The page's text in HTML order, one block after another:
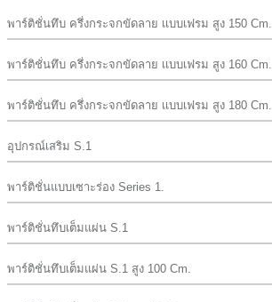
พาร์ติชั่นทึบ ครึ่งกระจกขัดลาย เเบบเฟรม สูง 150 Cm.
พาร์ติชั่นทึบ ครึ่งกระจกขัดลาย เเบบเฟรม สูง 160 Cm.
พาร์ติชั่นทึบ ครึ่งกระจกขัดลาย เเบบเฟรม สูง 180 Cm.
อุปกรณ์เสริม S.1
พาร์ติชั่นแบบเซาะร่อง Series 1.
พาร์ติชั่นทึบเต็มแผ่น S.1
พาร์ติชั่นทึบเต็มแผ่น S.1 สูง 100 Cm.